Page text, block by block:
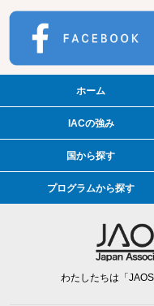
ホーム
IACの強み
国から探す
プログラムから探す
わたしたちは「